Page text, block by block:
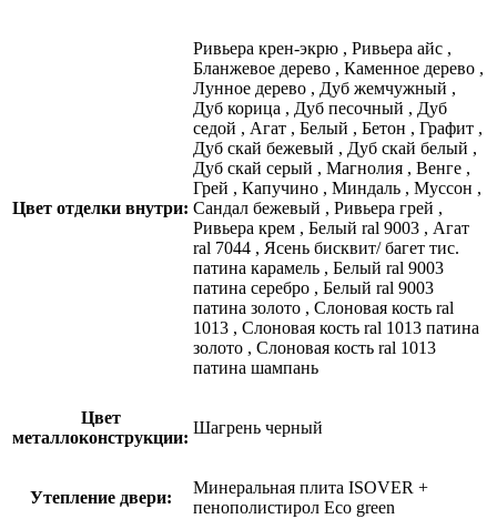
Цвет отделки внутри:
Ривьера крен-экрю , Ривьера айс ,
Бланжевое дерево , Каменное дерево ,
Лунное дерево , Дуб жемчужный ,
Дуб корица , Дуб песочный , Дуб
седой , Агат , Белый , Бетон , Графит ,
Дуб скай бежевый , Дуб скай белый ,
Дуб скай серый , Магнолия , Венге ,
Грей , Капучино , Миндаль , Муссон ,
Сандал бежевый , Ривьера грей ,
Ривьера крем , Белый ral 9003 , Агат
ral 7044 , Ясень бисквит/ багет тис.
патина карамель , Белый ral 9003
патина серебро , Белый ral 9003
патина золото , Слоновая кость ral
1013 , Слоновая кость ral 1013 патина
золото , Слоновая кость ral 1013
патина шампань
Цвет
металлоконструкции:
Шагрень черный
Утепление двери:
Минеральная плита ISOVER +
пенополистирол Eco green